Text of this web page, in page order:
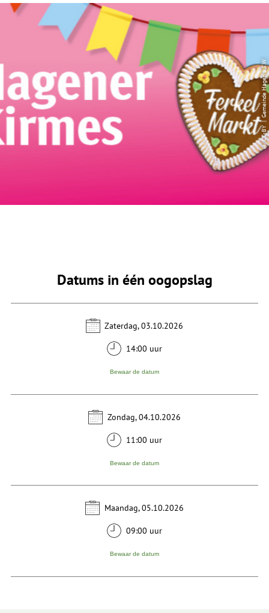
© CC-BY | Gemeinde Hagen a.T.W.
Datums in één oogopslag
Zaterdag, 03.10.2026
14:00 uur
Bewaar de datum
Zondag, 04.10.2026
11:00 uur
Bewaar de datum
Maandag, 05.10.2026
09:00 uur
Bewaar de datum